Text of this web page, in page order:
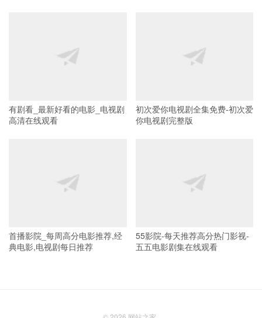
有剧看_最新好看的电影_电视剧
高清在线观看
初次爱你电视剧全集免费-初次爱
你电视剧完整版
首播影院_每周高分电影推荐,经
典电影,电视剧每日推荐
55影院-每天推荐高分热门影视-
五五电影剧集在线观看